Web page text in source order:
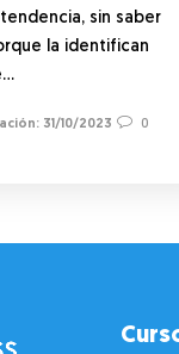
sin saber
la identifican
31/10/2023
0